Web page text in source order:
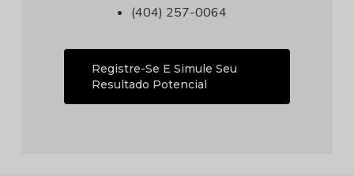
(404) 257-0064
Registre-Se E Simule Seu
Resultado Potencial